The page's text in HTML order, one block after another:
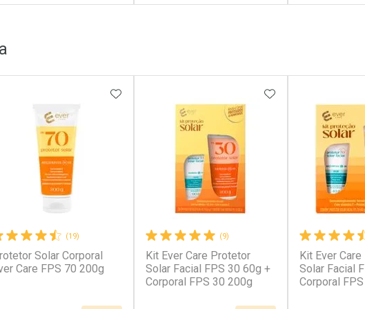
Ativar Desconto
Menos
Ativar Desconto Ativar
AOS FAVORITOS
(19)
Solar Corporal
Care FPS 70 200g
ADICIONAR AOS FAVORITOS
(9)
Kit Ever Care Protetor
Solar Facial FPS 30 60g +
Corporal FPS 30 200g
ADICIONAR AOS
Kit Ever
Solar Facial
Corporal